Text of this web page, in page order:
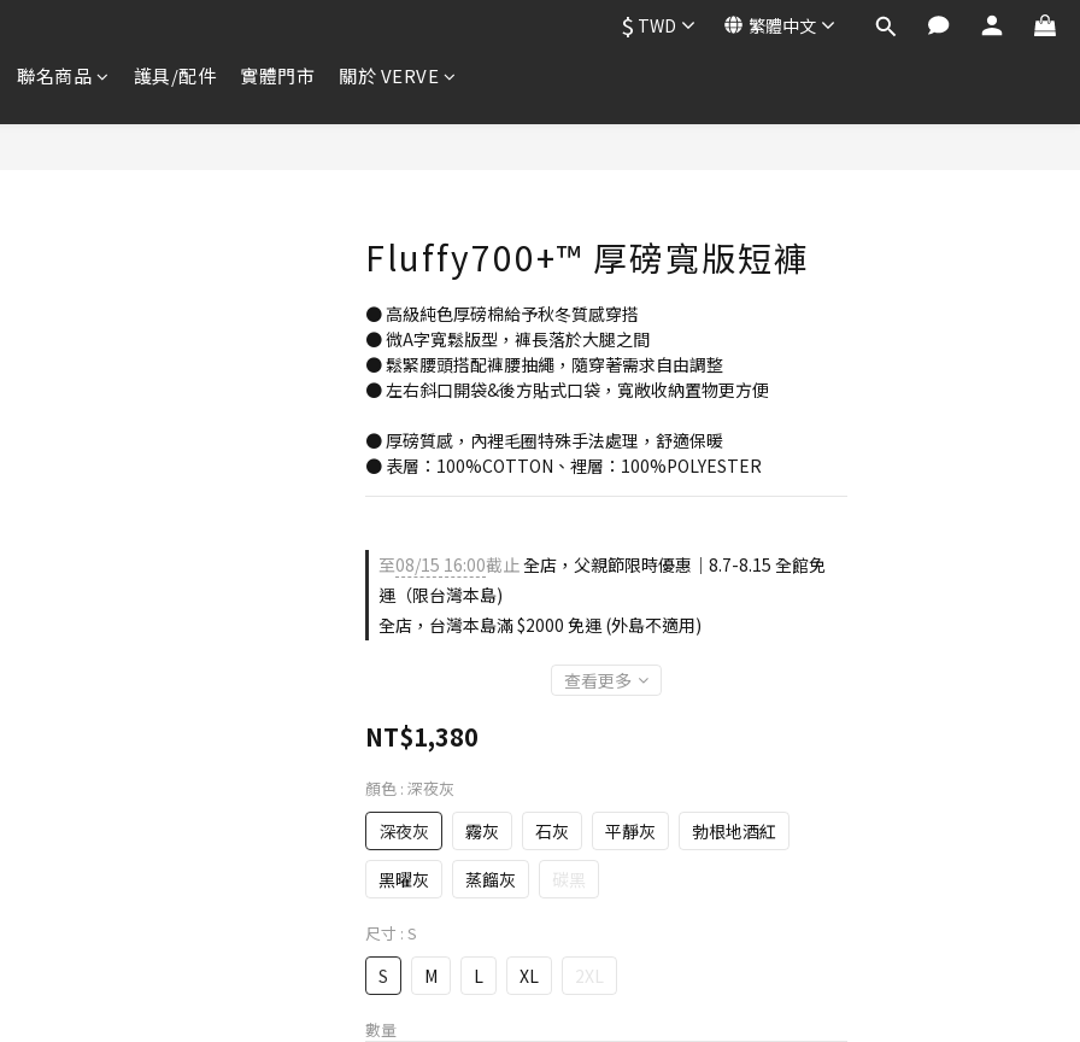
$ TWD 繁體中文
聯名商品 護具/配件 實體門市 關於 VERVE
Fluffy700+™ 厚磅寬版短褲
● 高級純色厚磅棉給予秋冬質感穿搭
● 微A字寬鬆版型，褲長落於大腿之間
● 鬆緊腰頭搭配褲腰抽繩，隨穿著需求自由調整
● 左右斜口開袋&後方貼式口袋，寬敞收納置物更方便
● 厚磅質感，內裡毛圈特殊手法處理，舒適保暖
● 表層：100%COTTON、裡層：100%POLYESTER
至08/15 16:00截止全店，父親節限時優惠｜8.7-8.15 全館免
運（限台灣本島)
全店，台灣本島滿 $2000 免運 (外島不適用)
查看更多
NT$1,380
顏色 : 深夜灰
深夜灰 霧灰 石灰 平靜灰
勃根地酒紅
黑曜灰
蒸餾灰 碳黑
尺寸 : S
S M L XL 2XL
數量